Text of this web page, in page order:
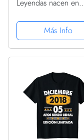
Leyendas nacen en
CamisetaMás Info